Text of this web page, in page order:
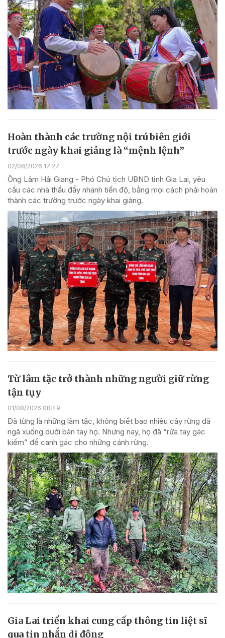
Hoàn thành các trường nội trú biên giới
trước ngày khai giảng là “mệnh lệnh”
02/08/2026 17:27
Ông Lâm Hải Giang - Phó Chủ tịch UBND tỉnh Gia Lai, yêu
cầu các nhà thầu đẩy nhanh tiến độ, bằng mọi cách phải hoàn
thành các trường trước ngày khai giảng.
Từ lâm tặc trở thành những người giữ rừng
tận tụy
01/08/2026 08:49
Đã từng là những lâm tặc, không biết bao nhiêu cây rừng đã
ngã xuống dưới bàn tay họ. Nhưng nay, họ đã “rửa tay gác
kiếm” để canh gác cho những cánh rừng.
Gia Lai triển khai cung cấp thông tin liệt sĩ
qua tin nhắn di động